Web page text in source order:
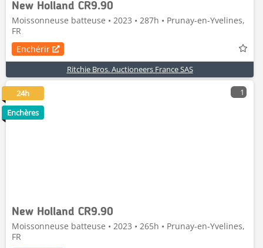
New Holland CR9.90
Moissonneuse batteuse • 2023 • 287h • Prunay-en-Yvelines,
FR
Enchérir
Ritchie Bros. Auctioneers France SAS
1
New Holland CR9.90
Moissonneuse batteuse • 2023 • 265h • Prunay-en-Yvelines,
FR
24h
Enchères